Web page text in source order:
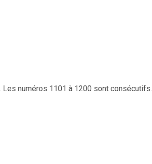
numéros 1101 à 1200 sont consécutifs.